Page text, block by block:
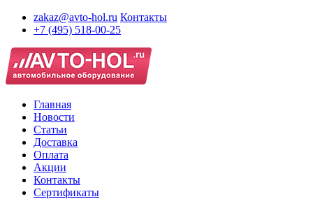
zakaz@avto-hol.ru Контакты
+7 (495) 518-00-25
Главная
Новости
Статьи
Доставка
Оплата
Акции
Контакты
Сертификаты